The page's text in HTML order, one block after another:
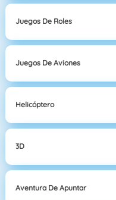
Juegos De Roles
Juegos De Aviones
Helicóptero
3D
Aventura De Apuntar